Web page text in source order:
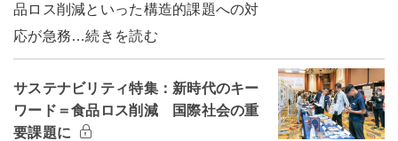
品ロス削減といった構造的課題への対
応が急務…続きを読む
サステナビリティ特集：新時代のキー
ワード＝食品ロス削減 国際社会の重
要課題に